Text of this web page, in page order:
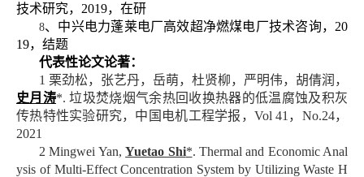
技术研究， 2019，在研
8、中兴电力蓬莱电厂高效超净燃煤电厂技术咨询， 20
19，结题
代表性论文论著：
1 栗劲松，张艺丹，岳萌，杜贤柳，严明伟，胡倩润，
史月涛*.垃圾焚烧烟气余热回收换热器的低温腐蚀及积灰
传热特性实验研究，中国电机工程学报， Vol 41 ， No.24，
2021
2 Mingwei Yan,Yuetao Shi*. Thermal and Economic Anal
ysis of Multi-Effect Concentration System by Utilizing Waste H